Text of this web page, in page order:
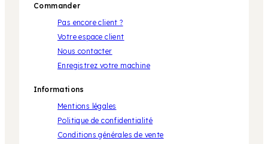
Commander
Pas encore client ?
Votre espace client
Nous contacter
Enregistrez votre machine
Informations
Mentions légales
Politique de confidentialité
Conditions générales de vente